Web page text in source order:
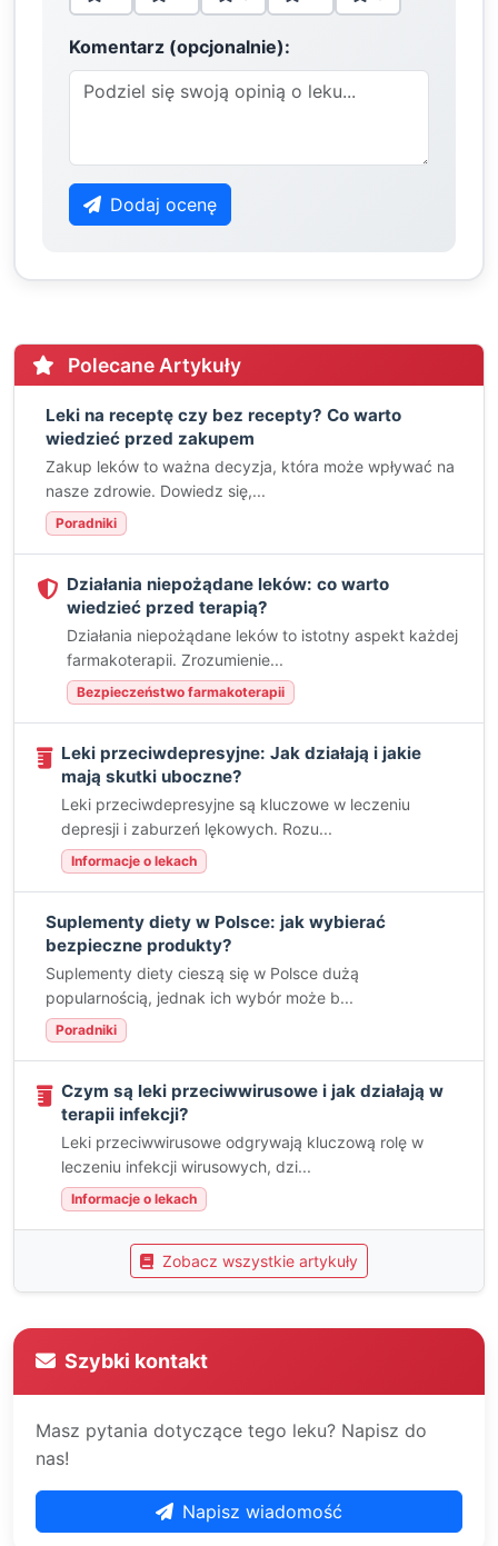
Komentarz (opcjonalnie):
Dodaj ocenę
Polecane Artykuły
Leki na receptę czy bez recepty? Co warto
wiedzieć przed zakupem
Zakup leków to ważna decyzja, która może wpływać na
nasze zdrowie. Dowiedz się,...
Poradniki
Działania niepożądane leków: co warto
wiedzieć przed terapią?
Działania niepożądane leków to istotny aspekt każdej
farmakoterapii. Zrozumienie...
Bezpieczeństwo farmakoterapii
Leki przeciwdepresyjne: Jak działają i jakie
mają skutki uboczne?
Leki przeciwdepresyjne są kluczowe w leczeniu
depresji i zaburzeń lękowych. Rozu...
Informacje o lekach
Suplementy diety w Polsce: jak wybierać
bezpieczne produkty?
Suplementy diety cieszą się w Polsce dużą
popularnością, jednak ich wybór może b...
Poradniki
Czym są leki przeciwwirusowe i jak działają w
terapii infekcji?
Leki przeciwwirusowe odgrywają kluczową rolę w
leczeniu infekcji wirusowych, dzi...
Informacje o lekach
Zobacz wszystkie artykuły
Szybki kontakt
Masz pytania dotyczące tego leku? Napisz do
nas!
Napisz wiadomość